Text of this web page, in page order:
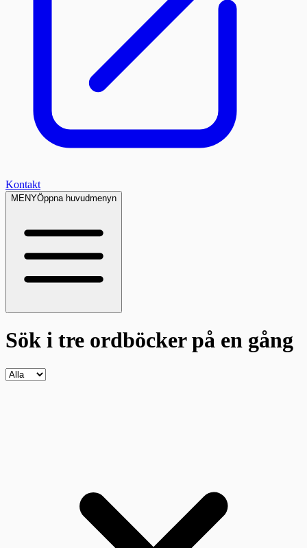
Kontakt
MENYÖppna huvudmenyn
Sök i tre ordböckerpå en gång